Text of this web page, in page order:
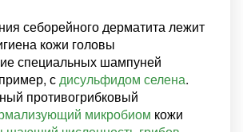
себорейного дерматита лежит
кожи головы
специальных шампуней
сдисульфидом селена.
противогрибковый
микробиом кожи